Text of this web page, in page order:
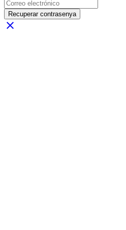
Recuperar contrasenya
close